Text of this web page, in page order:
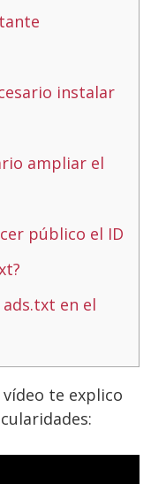
instalar
ampliar el
público el ID
en el
te explico